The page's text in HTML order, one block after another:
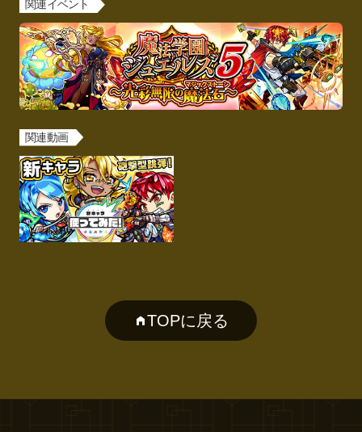
関連イベント
関連動画
TOPに戻る